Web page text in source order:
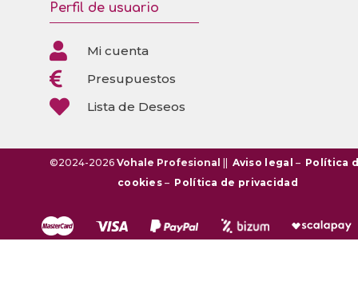
Perfil de usuario
 Mi cuenta
 Presupuestos
 Lista de Deseos
©2024-2026 Vohale Profesional Aviso legal – Política
cookies– Política de privacidad